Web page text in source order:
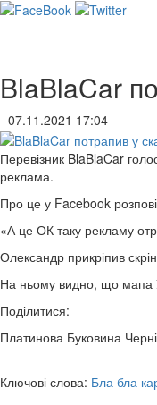
BlaBlaCar
- 07.11.2021 17:04
Перевізник BlaBlaCar
реклама.
Про це у Facebook
«А це ОК таку рекламу
Олександр прикріпив
На ньому видно, що мапа
Поділитися:
Платинова Буковина
Ключові слова: Бла бла